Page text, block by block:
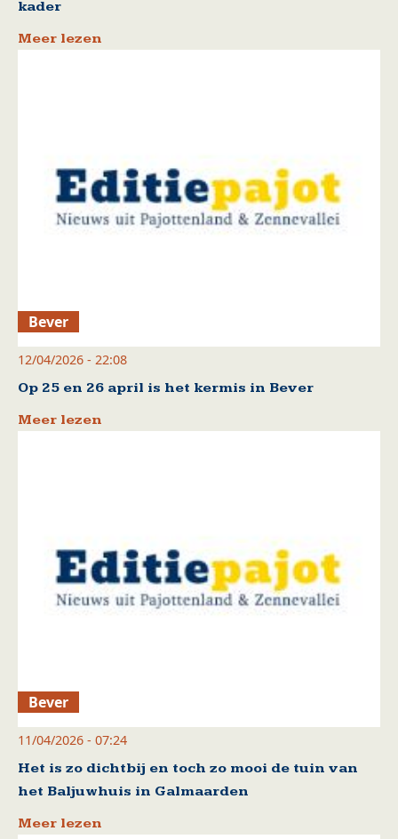
kader
Meer lezen
Bever
12/04/2026 - 22:08
Op 25 en 26 april is het kermis in Bever
Meer lezen
Bever
11/04/2026 - 07:24
Het is zo dichtbij en toch zo mooi de tuin van
het Baljuwhuis in Galmaarden
Meer lezen